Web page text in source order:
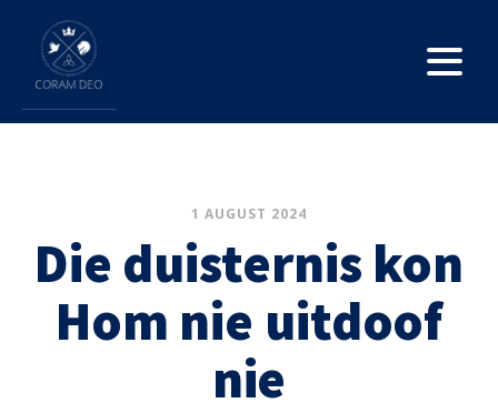
1 AUGUST 2024
Die duisternis kon
Hom nie uitdoof
nie